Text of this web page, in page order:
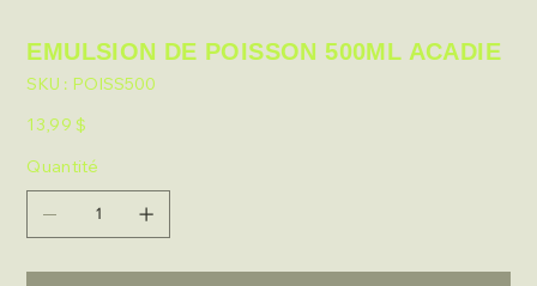
EMULSION DE POISSON 500ML ACADIE
SKU : SKU
POISS500
POISS500
Prix
13,99 $
Quantité